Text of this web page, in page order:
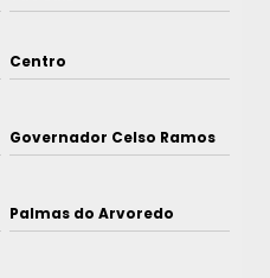
Centro
Governador Celso Ramos
Palmas do Arvoredo